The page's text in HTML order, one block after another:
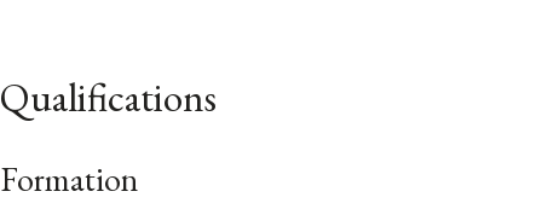
Qualifications
Formation